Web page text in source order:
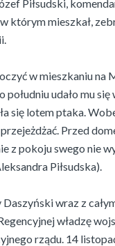
Piłsudski,
mieszkał,
w mieszkaniu
udało mu
się lotem ptaka.
Przed
z pokoju swego nie
Piłsudska).
wraz z
władzę
rządu. 14